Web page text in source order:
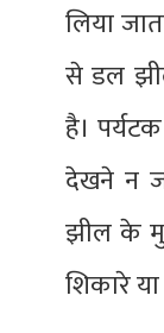
लिया
से डल
है।
देखने न
झील के
शिकारे